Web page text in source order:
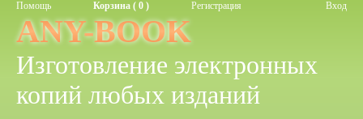
Помощь Корзина ( 0 ) Регистрация Вход
ANY-BOOK
Изготовление электронных
копий любых изданий